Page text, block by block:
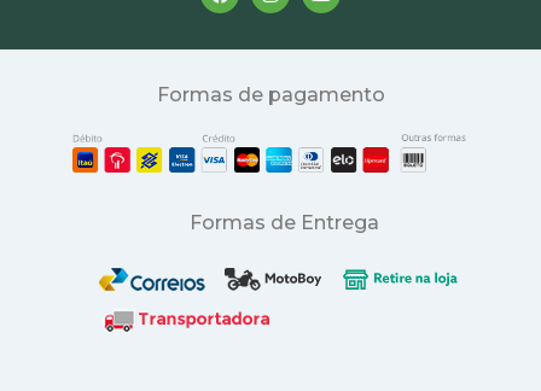
Formas de pagamento
Formas de Entrega